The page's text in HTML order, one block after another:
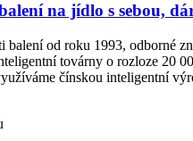
na jídlo s sebou,
od roku 1993, odborné
továrny o rozloze 20
čínskou inteligentní